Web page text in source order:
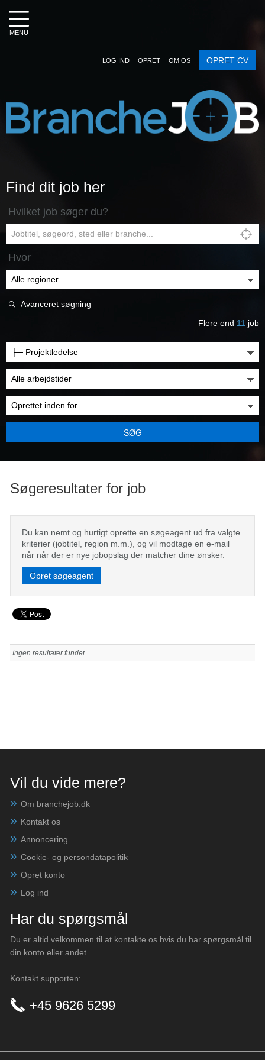
MENU
LOG IND OPRET OM OS OPRET CV
Find dit job her
Hvilket job søger du?
Hvor
Avanceret søgning
Flere end 11 job
SØG
Søgeresultater for job
Du kan nemt og hurtigt oprette en søgeagent ud fra valgte
kriterier (jobtitel, region m.m.), og vil modtage en e-mail
når når der er nye jobopslag der matcher dine ønsker.
Opret søgeagent
Ingen resultater fundet.
Vil du vide mere?
Om branchejob.dk
Kontakt os
Annoncering
Cookie- og persondatapolitik
Opret konto
Log ind
Har du spørgsmål
Du er altid velkommen til at kontakte os hvis du har spørgsmål til
din konto eller andet.
Kontakt supporten:
+45 9626 5299